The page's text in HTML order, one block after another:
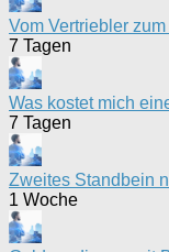
Vom Vertriebler
7 Tagen
Was kostet mich
7 Tagen
Zweites Standbein
1 Woche